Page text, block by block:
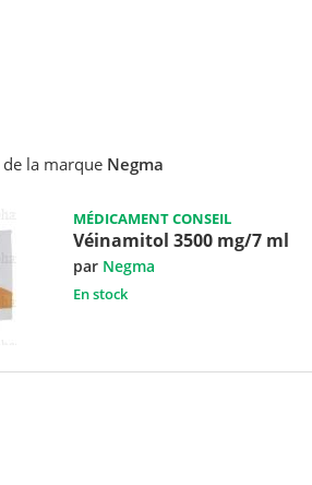
la marque Negma
MÉDICAMENT CONSEIL
Véinamitol 3500 mg/7 ml
par Negma
En stock